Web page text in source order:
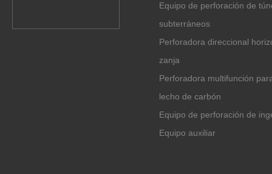
Equipo de perforación de
subterráneos
Perforadora direccional
zanja
Perforadora multifunción
lecho de carbón
Equipo de perforación de
Equipo auxiliar